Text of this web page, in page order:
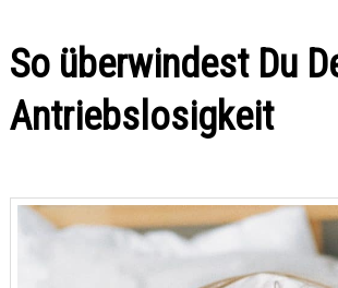
So überwindest Du
Antriebslosigkeit